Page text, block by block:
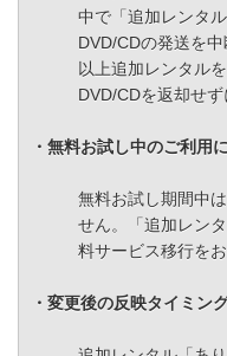
中で「追加レンタ
DVD/CDの発送を
以上追加レンタル
DVD/CDを返却せず
・無料お試し中のご利用
無料お試し期間中
せん。「追加レン
料サービス移行を
・変更後の反映タイミン